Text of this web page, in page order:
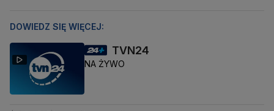
DOWIEDZ SIĘ WIĘCEJ:
TVN24
NA ŻYWO